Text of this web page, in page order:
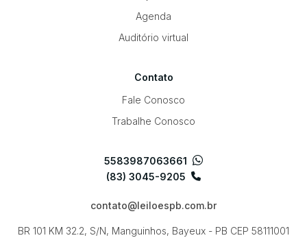
Agenda
Auditório virtual
Contato
Fale Conosco
Trabalhe Conosco
5583987063661
(83) 3045-9205
contato@leiloespb.com.br
BR 101 KM 32.2, S/N, Manguinhos, Bayeux - PB CEP 58111001